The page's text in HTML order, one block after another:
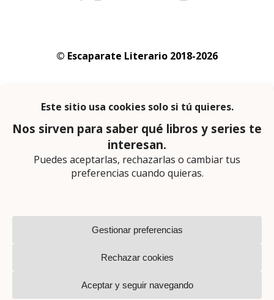
© Escaparate Literario 2018-2026
privacidad
En calidad de afiliado de Amazon obtengo
ingresos por las compras adscritas que